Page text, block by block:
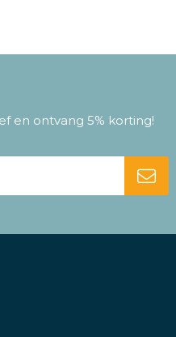
en ontvang 5% korting!